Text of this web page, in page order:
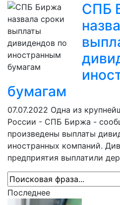
СПБ
бумагам
07.07.2022 Одна из
России - СПБ Биржа -
произведены выплаты
иностранных компаний.
предприятия выплатили
Последнее